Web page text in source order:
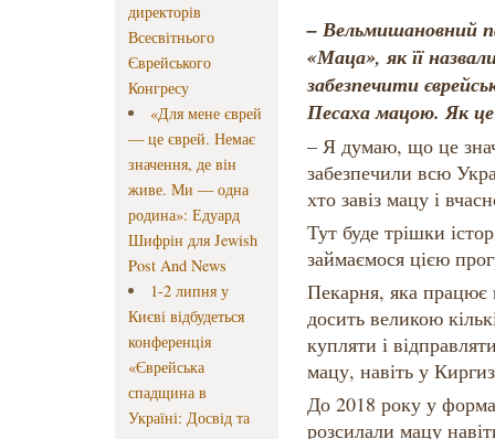
директорів
Всесвітнього
Єврейського
Конгресу
«Для мене єврей
— це єврей. Немає
значення, де він
живе. Ми — одна
родина»: Едуард
Шифрін для Jewish
Post And News
1-2 липня у
Києві відбудеться
конференція
«Єврейська
спадщина в
Україні: Досвід та
– Вельмишановний
«Маца», як її
забезпечити
Песаха мацою. Як це
– Я думаю, що це
забезпечили всю
хто завіз мацу і
Тут буде трішки
займаємося цією
Пекарня, яка працює
досить великою
купляти і
мацу, навіть у
До 2018 року у
розсилали мацу